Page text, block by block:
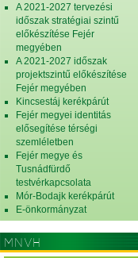
A 2021-2027 tervezési
időszak stratégiai szintű
előkészítése Fejér
megyében
A 2021-2027 időszak
projektszintű előkészítése
Fejér megyében
Kincsestáj kerékpárút
Fejér megyei identitás
elősegítése térségi
szemléletben
Fejér megye és
Tusnádfürdő
testvérkapcsolata
Mór-Bodajk kerékpárút
E-önkormányzat
MNVH